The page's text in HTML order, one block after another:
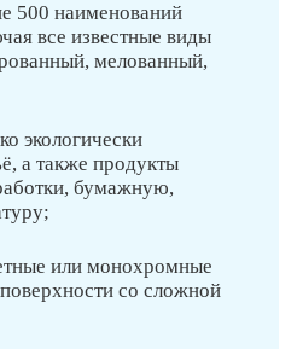
500 наименований
все известные виды
мелованный,
экологически
а также продукты
бумажную,
или монохромные
со сложной